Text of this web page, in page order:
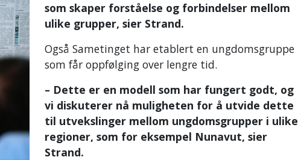
som skaper forståelse og forbindelser mellom
ulike grupper, sier Strand.
Også Sametinget har etablert en ungdomsgruppe
som får oppfølging over lengre tid.
– Dette er en modell som har fungert godt, og
vi diskuterer nå muligheten for å utvide dette
til utvekslinger mellom ungdomsgrupper i ulike
regioner, som for eksempel Nunavut, sier
Strand.